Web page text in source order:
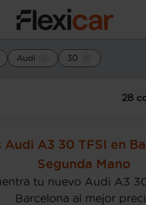
Audi 30
28
Audi A3 30 TFSI en
Segunda Mano
tu nuevo Audi A3
Barcelona al mejor